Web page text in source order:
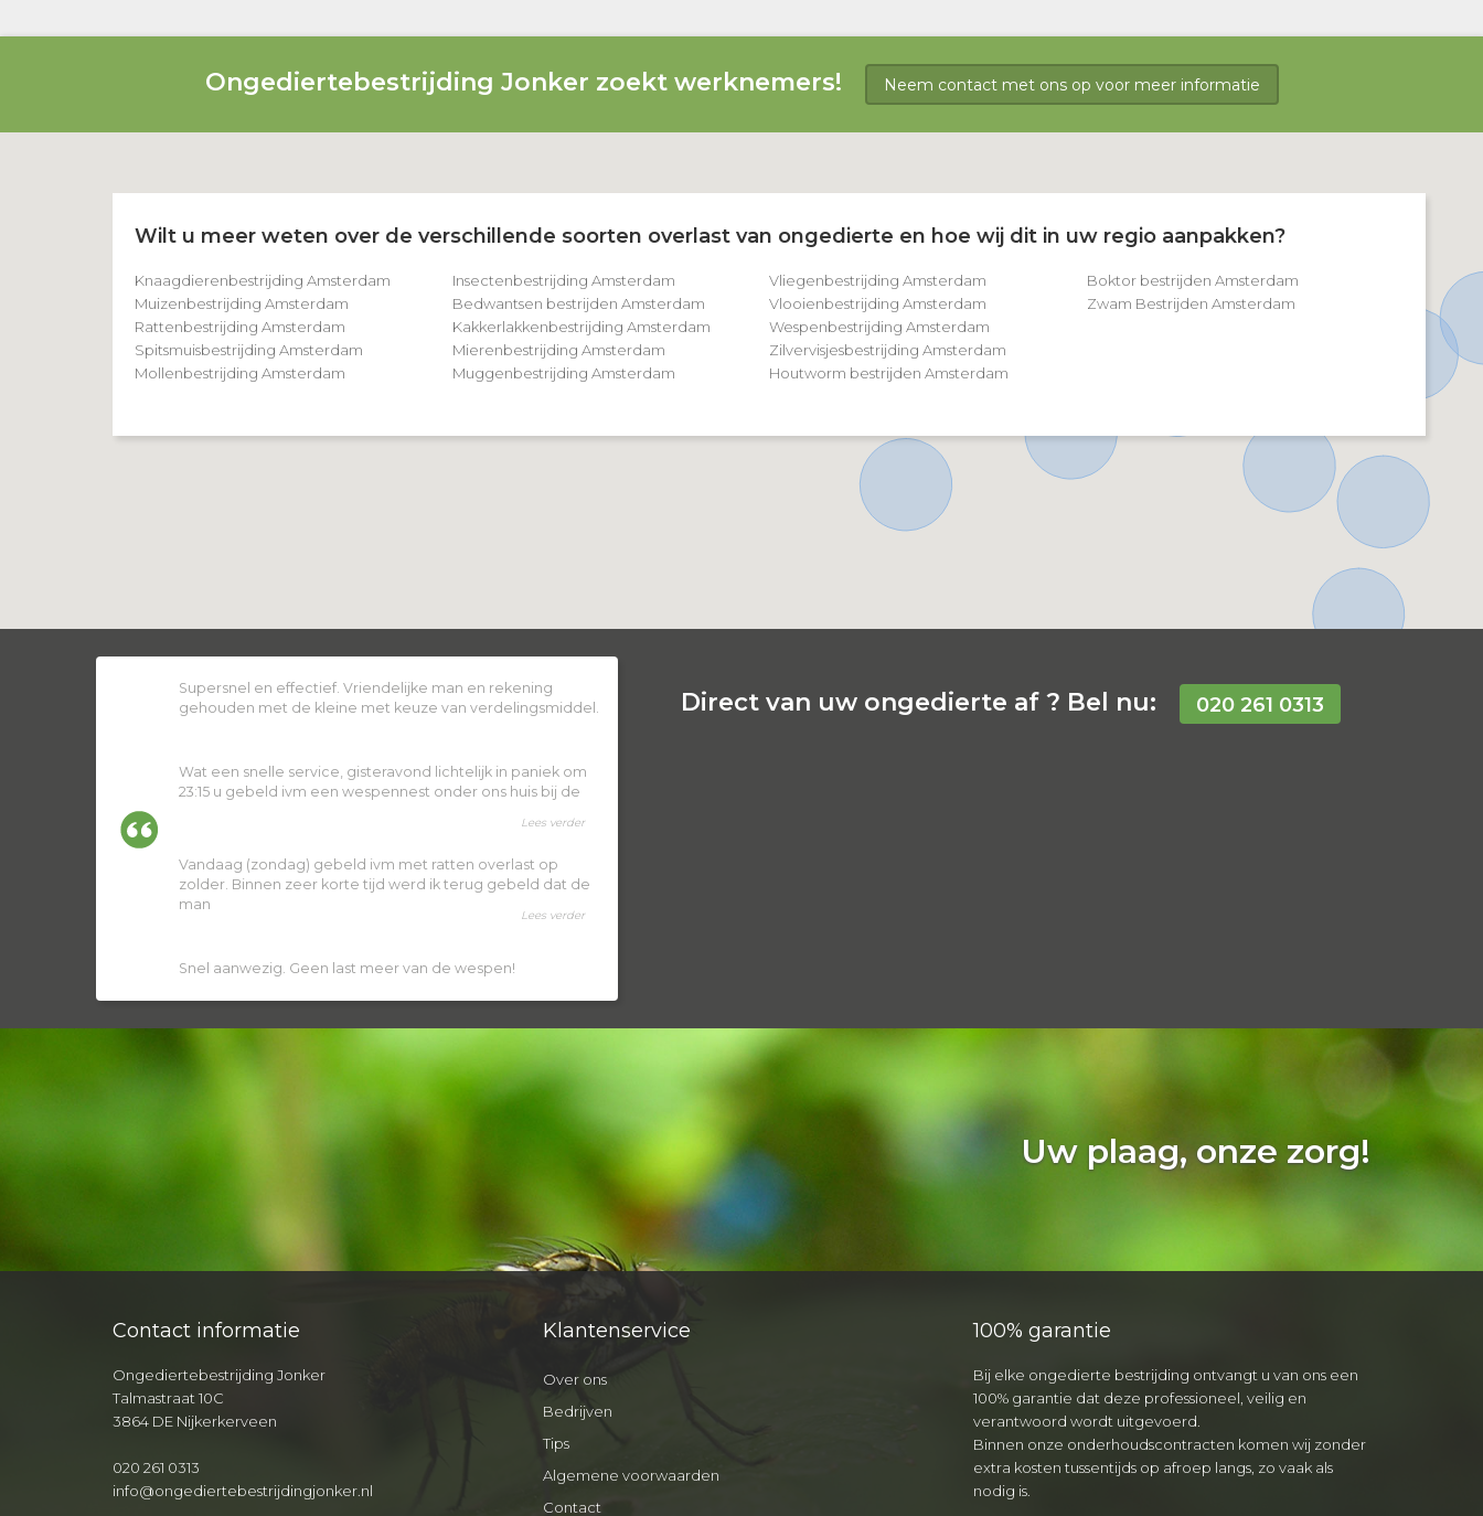
Ongediertebestrijding Jonker zoekt werknemers! Neem contact met ons op voor meer informatie
Wilt u meer weten over de verschillende soorten overlast van ongedierte en hoe wij dit in uw regio aanpakken?
Knaagdierenbestrijding Amsterdam
Muizenbestrijding Amsterdam
Rattenbestrijding Amsterdam
Spitsmuisbestrijding Amsterdam
Mollenbestrijding Amsterdam
Insectenbestrijding Amsterdam
Bedwantsen bestrijden Amsterdam
Kakkerlakkenbestrijding Amsterdam
Mierenbestrijding Amsterdam
Muggenbestrijding Amsterdam
Vliegenbestrijding Amsterdam
Vlooienbestrijding Amsterdam
Wespenbestrijding Amsterdam
Zilvervisjesbestrijding Amsterdam
Houtworm bestrijden Amsterdam
Boktor bestrijden Amsterdam
Zwam Bestrijden Amsterdam
Supersnel en effectief. Vriendelijke man en rekening
gehouden met de kleine met keuze van verdelingsmiddel.
Wat een snelle service, gisteravond lichtelijk in paniek om
23:15 u gebeld ivm een wespennest onder ons huis bij de
Lees verder
Vandaag (zondag) gebeld ivm met ratten overlast op
zolder. Binnen zeer korte tijd werd ik terug gebeld dat de
man
Lees verder
Snel aanwezig. Geen last meer van de wespen!
Direct van uw ongedierte af ? Bel nu: 020 261 0313
Uw plaag, onze zorg!
Contact informatie
Ongediertebestrijding Jonker
Talmastraat 10C
3864 DE Nijkerkerveen
020 261 0313
info@ongediertebestrijdingjonker.nl
Klantenservice
Over ons
Bedrijven
Tips
Algemene voorwaarden
Contact
100% garantie
Bij elke ongedierte bestrijding ontvangt u van ons een
100% garantie dat deze professioneel, veilig en
verantwoord wordt uitgevoerd.
Binnen onze onderhoudscontracten komen wij zonder
extra kosten tussentijds op afroep langs, zo vaak als
nodig is.